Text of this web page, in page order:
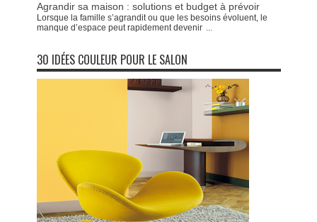
Agrandir sa maison : solutions et budget à prévoir
Lorsque la famille s’agrandit ou que les besoins évoluent, le
manque d’espace peut rapidement devenir ...
30 IDÉES COULEUR POUR LE SALON